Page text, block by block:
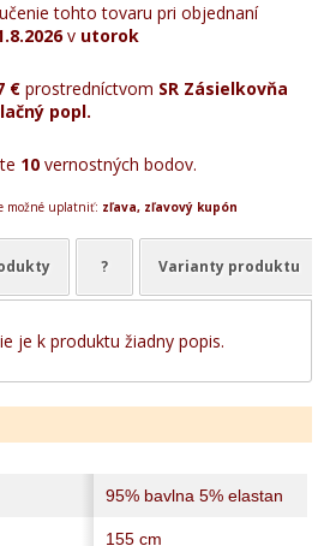
tohto tovaru pri objednaní
v utorok
€ prostredníctvom SR Zásielkovňa
popl.
10 vernostných bodov.
možné uplatniť: zľava, zľavový kupón
? Varianty produktu
je k produktu žiadny popis.
95% bavlna 5% elastan
155 cm